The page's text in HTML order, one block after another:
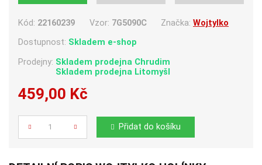
Kód: 22160239 Vzor: 7G5090C Značka: Wojtylko
Dostupnost: Skladem e-shop
Prodejny: Skladem prodejna Chrudim
Skladem prodejna Litomyšl
459,00 Kč
Počet
Přidat do košíku